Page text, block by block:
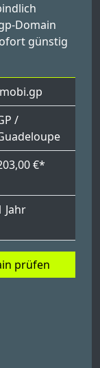
Domain
günstig
/
€*
Jahr
prüfen